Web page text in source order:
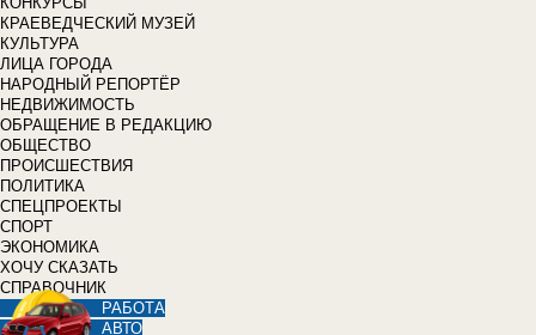
КРАЕВЕДЧЕСКИЙ МУЗЕЙ
КУЛЬТУРА
ЛИЦА ГОРОДА
НАРОДНЫЙ РЕПОРТЁР
НЕДВИЖИМОСТЬ
ОБРАЩЕНИЕ В РЕДАКЦИЮ
ОБЩЕСТВО
ПРОИСШЕСТВИЯ
ПОЛИТИКА
СПЕЦПРОЕКТЫ
СПОРТ
ЭКОНОМИКА
ХОЧУ СКАЗАТЬ
СПРАВОЧНИК
РАБОТА
АВТО